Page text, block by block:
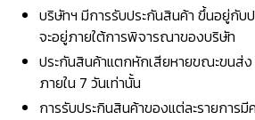
บริษัทฯ มีการรับประกันสินค้า ขึ้นอยู่กับ
จะอยู่ภายใต้การพิจารณาของบริษัท
ประกันสินค้าแตกหักเสียหายขณะขนส่
ภายใน 7 วันเท่านั้น
การรับประกินสินค้าของแต่ละรายการ